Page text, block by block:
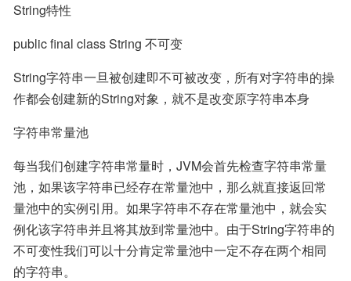
String特性
public final class String 不可变
String字符串一旦被创建即不可被改变，所有对字符串的操
作都会创建新的String对象，就不是改变原字符串本身
字符串常量池
每当我们创建字符串常量时，JVM会首先检查字符串常量
池，如果该字符串已经存在常量池中，那么就直接返回常
量池中的实例引用。如果字符串不存在常量池中，就会实
例化该字符串并且将其放到常量池中。由于String字符串的
不可变性我们可以十分肯定常量池中一定不存在两个相同
的字符串。